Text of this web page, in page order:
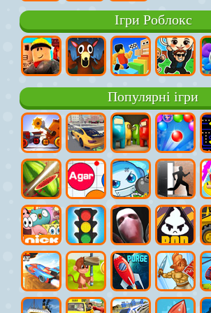
Ігри Роблокс
Популярні ігри